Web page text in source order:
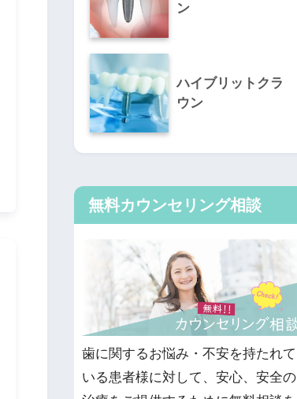
ン
ハイブリットクラ
ウン
無料カウンセリング相談
歯に関するお悩み・不安を持たれて
いる患者様に対して、安心、安全の